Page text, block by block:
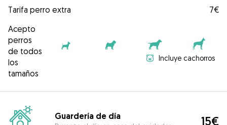
Tarifa perro extra
7€
Acepto
perros
de todos
los
tamaños
Incluye cachorros
Guardería de día 15€